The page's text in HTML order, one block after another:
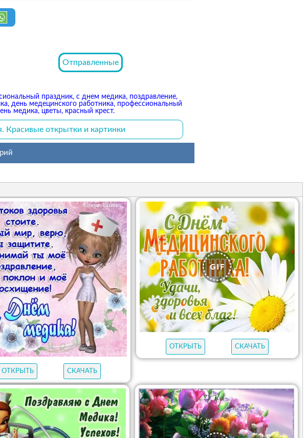
Отправленные
праздник, с днем медика, поздравление,
день медецинского работника, профессиональный
медика, цветы, красный крест.
Красивые открытки и картинки
ОТКРЫТЬ СКАЧАТЬ
ОТКРЫТЬ СКАЧАТЬ